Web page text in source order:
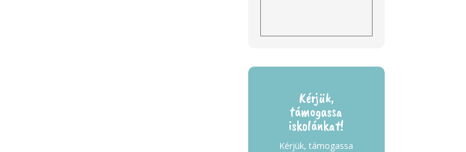
Kérjük,
támogassa
iskolánkat!
Kérjük, támogassa